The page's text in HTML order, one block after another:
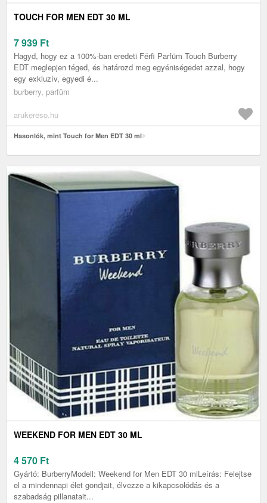
TOUCH FOR MEN EDT 30 ML
7 939 Ft
Hagyd, hogy ez a 100%-ban eredeti Férfi Parfüm Touch Burberry
EDT meglepjen téged, és határozd meg egyéniségedet azzal, hogy
egy exkluzív, egyedi é...
burberry, parfüm
arukereso.hu
Hasonlók, mint Touch for Men EDT 30 ml
WEEKEND FOR MEN EDT 30 ML
4 570 Ft
Gyártó: BurberryModell: Weekend for Men EDT 30 mlLeírás: Felejtse
el a mindennapi élet gondjait, élvezze a kikapcsolódás és a
szabadság pillanatait...